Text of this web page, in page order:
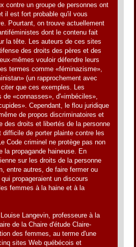
contre un groupe de personnes ont
il est fort probable qu'il vous
Pourtant, on trouve actuellement
dont le contenu fait
la tête. Les auteurs de ces sites
des droits des pères et des
mêmes vouloir défendre leurs
termes comme «féminazisme»,
(un rapprochement avec
que ces exemples. Les
«connasses», d'«imbéciles»,
Cependant, le flou juridique
de propos discriminatoires et
des droits et libertés de la personne
difficile de porter plainte contre les
Code criminel ne protège pas non
la propagande haineuse. En
sur les droits de la personne
entre autres, de faire fermer ou
propageraient un discours
femmes à la haine et à la
Langevin, professeure à la
de la Chaire d'étude Claire-
des femmes, au terme d'une
sites Web québécois et